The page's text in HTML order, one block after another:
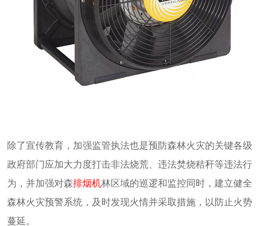
除了宣传教育，加强监管执法也是预防森林火灾的关键各级
政府部门应加大力度打击非法烧荒、违法焚烧秸秆等违法行
为，并加强对森排烟机林区域的巡逻和监控同时，建立健全
森林火灾预警系统，及时发现火情并采取措施，以防止火势
蔓延。